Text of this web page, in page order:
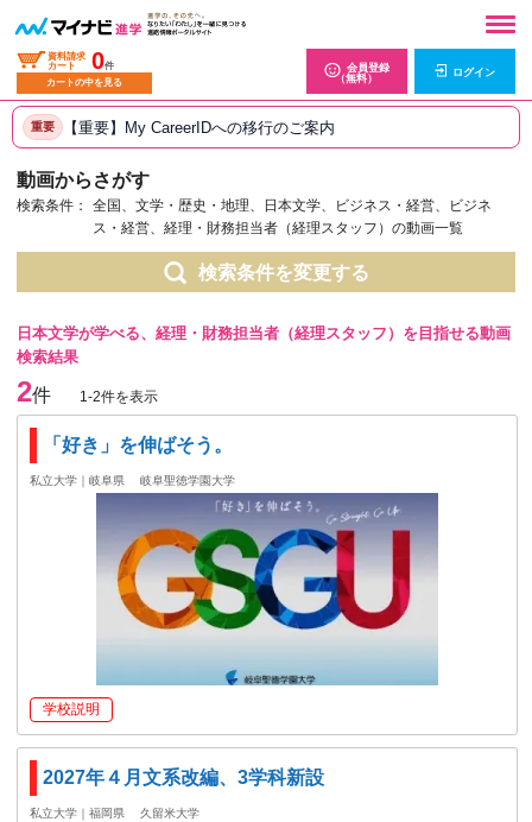
資料請求
カート
0件
カートの中を見る
会員登録
（無料）
ログイン
重要 【重要】My CareerIDへの移行のご案内
動画からさがす
検索条件：
全国、文学・歴史・地理、日本文学、ビジネス・経営、ビジネ
ス・経営、経理・財務担当者（経理スタッフ）の動画一覧
検索条件を変更する
日本文学が学べる、経理・財務担当者（経理スタッフ）を目指せる動画
検索結果
2件 1-2件を表示
「好き」を伸ばそう。
私立大学｜岐阜県 岐阜聖徳学園大学
学校説明
2027年４月文系改編、3学科新設
私立大学｜福岡県 久留米大学